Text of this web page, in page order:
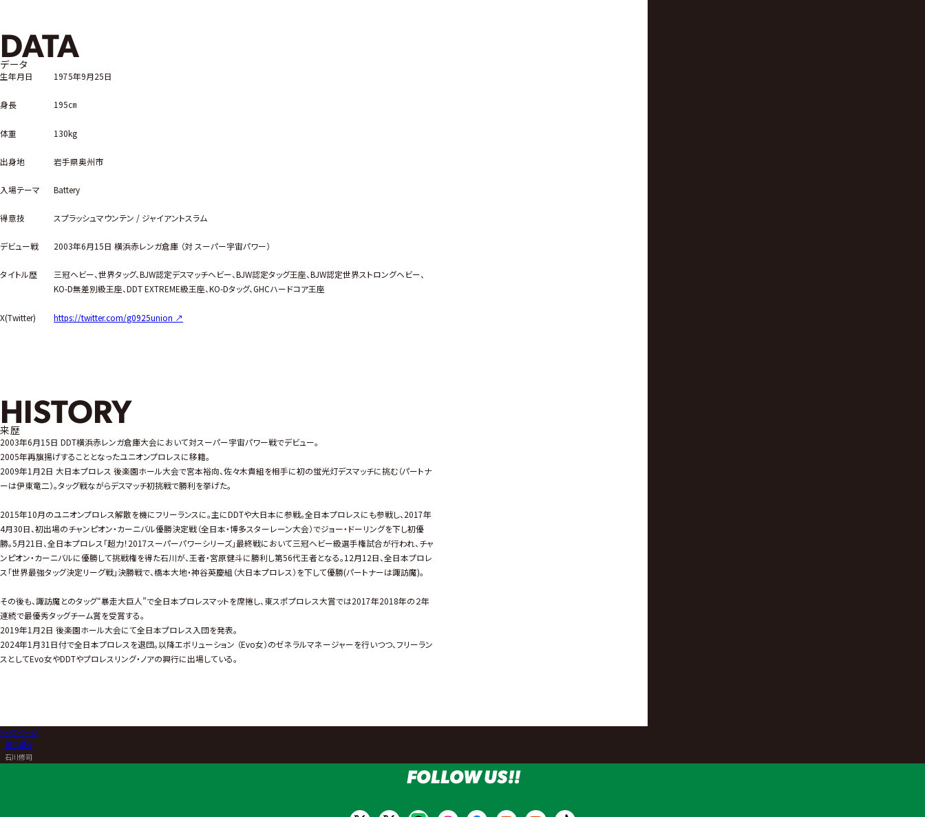
DATA
データ
生年月日 1975年9月25日
身長 195㎝
体重 130kg
出身地 岩手県奥州市
入場テーマ Battery
得意技 スプラッシュマウンテン / ジャイアントスラム
デビュー戦 2003年6月15日 横浜赤レンガ倉庫 （対 スーパー宇宙パワー）
タイトル歴
三冠ヘビー、世界タッグ、BJW認定デスマッチヘビー、BJW認定タッグ王座、BJW認定世界ストロングヘビー、
KO-D無差別級王座、DDT EXTREME級王座、KO-Dタッグ、GHCハードコア王座
X(Twitter) https://twitter.com/g0925union ↗︎
HISTORY
来歴
2003年6月15日 DDT横浜赤レンガ倉庫大会において対スーパー宇宙パワー戦でデビュー。
2005年再旗揚げすることとなったユニオンプロレスに移籍。
2009年1月2日 大日本プロレス 後楽園ホール大会で宮本裕向、佐々木貴組を相手に初の蛍光灯デスマッチに挑む（パートナ
ーは伊東竜二）。タッグ戦ながらデスマッチ初挑戦で勝利を挙げた。
2015年10月のユニオンプロレス解散を機にフリーランスに。主にDDTや大日本に参戦。全日本プロレスにも参戦し、2017年
4月30日、初出場のチャンピオン・カーニバル優勝決定戦（全日本・博多スターレーン大会）でジョー・ドーリングを下し初優
勝。5月21日、全日本プロレス「超力！2017スーパーパワーシリーズ」最終戦において三冠ヘビー級選手権試合が行われ、チャ
ンピオン・カーニバルに優勝して挑戦権を得た石川が、王者・宮原健斗に勝利し第56代王者となる。12月12日、全日本プロレ
ス「世界最強タッグ決定リーグ戦」決勝戦で、橋本大地・神谷英慶組（大日本プロレス）を下して優勝(パートナーは諏訪魔)。
その後も、諏訪魔とのタッグ“暴走大巨人”で全日本プロレスマットを席捲し、東スポプロレス大賞では2017年2018年の２年
連続で最優秀タッグチーム賞を受賞する。
2019年1月2日 後楽園ホール大会にて全日本プロレス入団を発表。
2024年1月31日付で全日本プロレスを退団。以降エボリューション （Evo女）のゼネラルマネージャーを行いつつ、フリーラン
スとしてEvo女やDDTやプロレスリング・ノアの興行に出場している。
トップページ
選手紹介
石川修司
FOLLOW US!!